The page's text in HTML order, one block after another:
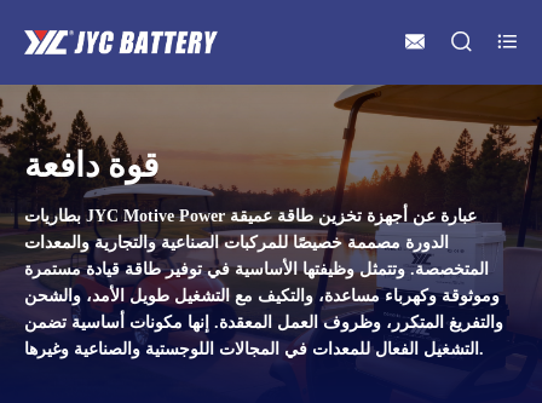
  
قوة دافعة
بطاريات JYC Motive Power عبارة عن أجهزة تخزين طاقة عميقة
الدورة مصممة خصيصًا للمركبات الصناعية والتجارية والمعدات
المتخصصة. وتتمثل وظيفتها الأساسية في توفير طاقة قيادة مستمرة
وموثوقة وكهرباء مساعدة، والتكيف مع التشغيل طويل الأمد، والشحن
والتفريغ المتكرر، وظروف العمل المعقدة. إنها مكونات أساسية تضمن
التشغيل الفعال للمعدات في المجالات اللوجستية والصناعية وغيرها.